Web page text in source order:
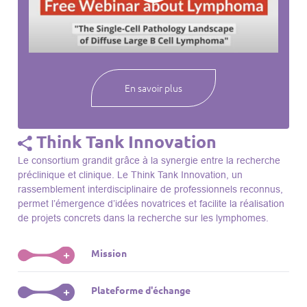
webinaires à venir, des séances précédentes et joignez-vous
notre compréhension des lymphomes et des maladies
En savoir plus
Think Tank Innovation
Le consortium grandit grâce à la synergie entre la recherche
préclinique et clinique. Le Think Tank Innovation, un
rassemblement interdisciplinaire de professionnels reconnus,
permet l’émergence d’idées novatrices et facilite la réalisation
de projets concrets dans la recherche sur les lymphomes.
+ Mission
Le Think Tank initie des projets, façonne des initiatives de
R&D, identifie des porteurs et promeut l’unité parmi les
+ Plateforme d'échange